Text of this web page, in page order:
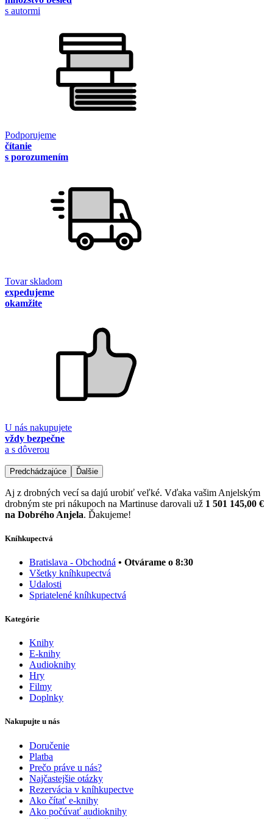
s autormi
Podporujeme
čítanie
s porozumením
Tovar skladom
expedujeme
okamžite
U nás nakupujete
vždy bezpečne
a s dôverou
Predchádzajúce Ďalšie
Aj z drobných vecí sa dajú urobiť veľké. Vďaka vašim Anjelským
drobným ste pri nákupoch na Martinuse darovali už 1 501 145,00 €
na Dobrého Anjela. Ďakujeme!
Kníhkupectvá
Bratislava - Obchodná • Otvárame o 8:30
Všetky kníhkupectvá
Udalosti
Spriatelené kníhkupectvá
Kategórie
Knihy
E-knihy
Audioknihy
Hry
Filmy
Doplnky
Nakupujte u nás
Doručenie
Platba
Prečo práve u nás?
Najčastejšie otázky
Rezervácia v kníhkupectve
Ako čítať e-knihy
Ako počúvať audioknihy